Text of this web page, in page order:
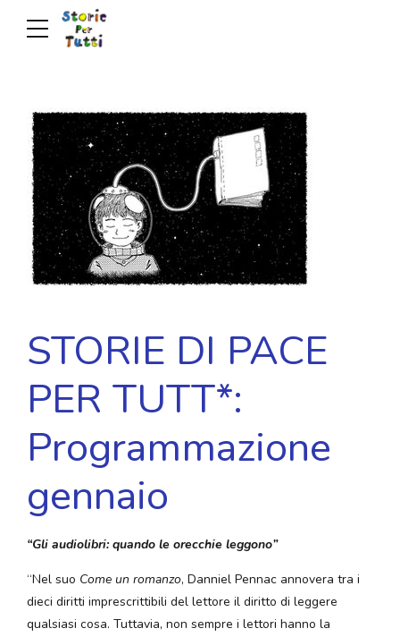
STORIE DI PACE
PER TUTT*:
Programmazione
gennaio
“Gli audiolibri: quando le orecchie leggono”
“Nel suo Come un romanzo, Danniel Pennac annovera tra i
dieci diritti imprescrittibili del lettore il diritto di leggere
qualsiasi cosa. Tuttavia, non sempre i lettori hanno la